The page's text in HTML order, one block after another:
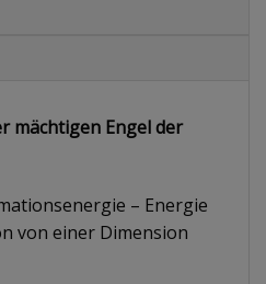
mächtigen Engel der
– Energie
von einer Dimension